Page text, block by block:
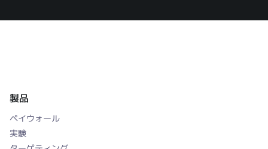
製品
ペイウォール
実験